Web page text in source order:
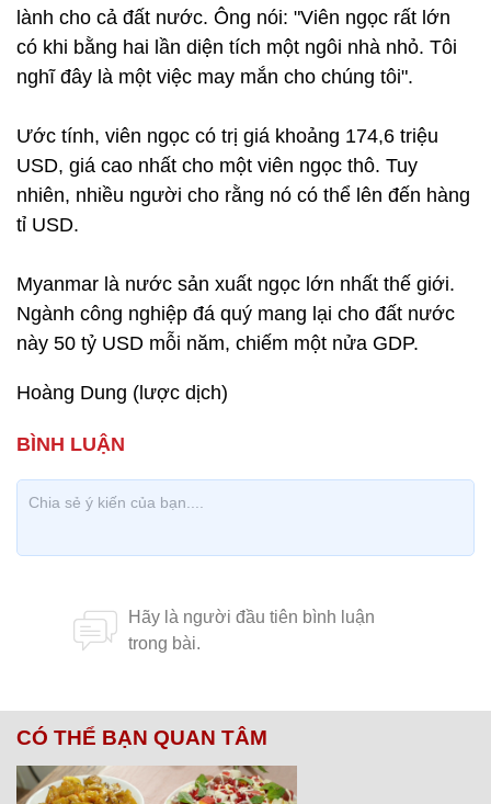
lành cho cả đất nước. Ông nói: "Viên ngọc rất lớn
có khi bằng hai lần diện tích một ngôi nhà nhỏ. Tôi
nghĩ đây là một việc may mắn cho chúng tôi".
Ước tính, viên ngọc có trị giá khoảng 174,6 triệu
USD, giá cao nhất cho một viên ngọc thô. Tuy
nhiên, nhiều người cho rằng nó có thể lên đến hàng
tỉ USD.
Myanmar là nước sản xuất ngọc lớn nhất thế giới.
Ngành công nghiệp đá quý mang lại cho đất nước
này 50 tỷ USD mỗi năm, chiếm một nửa GDP.
Hoàng Dung (lược dịch)
CÓ THỂ BẠN QUAN TÂM